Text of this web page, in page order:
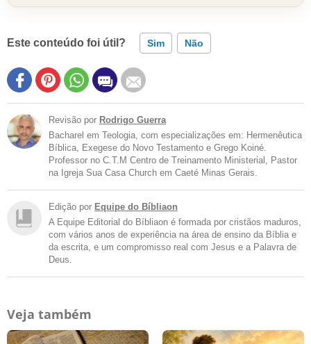
Este conteúdo foi útil? Sim Não
Revisão por Rodrigo Guerra
Bacharel em Teologia, com especializações em: Hermenêutica
Bíblica, Exegese do Novo Testamento e Grego Koiné.
Professor no C.T.M Centro de Treinamento Ministerial, Pastor
na Igreja Sua Casa Church em Caeté Minas Gerais.
Edição por Equipe do Bíbliaon
A Equipe Editorial do Bíbliaon é formada por cristãos maduros,
com vários anos de experiência na área de ensino da Bíblia e
da escrita, e um compromisso real com Jesus e a Palavra de
Deus.
Veja também